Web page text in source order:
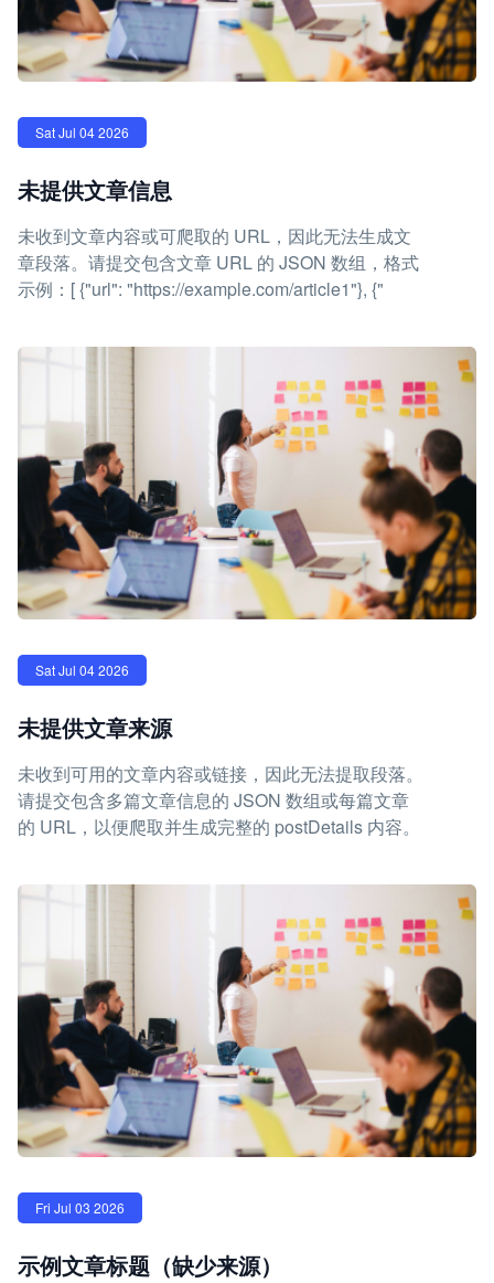
Sat Jul 04 2026
未提供文章信息
未收到文章内容或可爬取的 URL，因此无法生成文
章段落。请提交包含文章 URL 的 JSON 数组，格式
示例：[ {"url": "https://example.com/article1"}, {"
Sat Jul 04 2026
未提供文章来源
未收到可用的文章内容或链接，因此无法提取段落。
请提交包含多篇文章信息的 JSON 数组或每篇文章
的 URL，以便爬取并生成完整的 postDetails 内容。
Fri Jul 03 2026
示例文章标题（缺少来源）